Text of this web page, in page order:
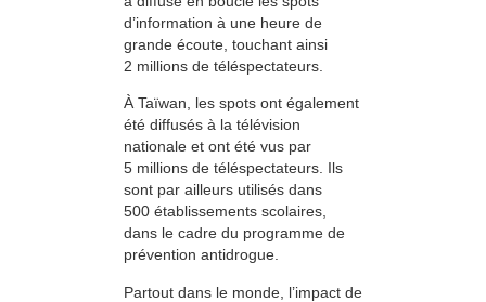
d’information à une heure de
grande écoute, touchant ainsi
2 millions de téléspectateurs.
À Taïwan, les spots ont également
été diffusés à la télévision
nationale et ont été vus par
5 millions de téléspectateurs. Ils
sont par ailleurs utilisés dans
500 établissements scolaires,
dans le cadre du programme de
prévention antidrogue.
Partout dans le monde, l’impact de